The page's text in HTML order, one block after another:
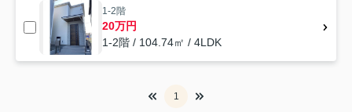
1-2階
20万円
1-2階 / 104.74㎡ / 4LDK
1